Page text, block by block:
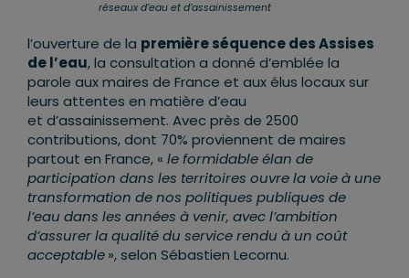
réseaux d’eau et d’assainissement
l’ouverture de la première séquence des Assises
de l’eau, la consultation a donné d’emblée la
parole aux maires de France et aux élus locaux sur
leurs attentes en matière d’eau
et d’assainissement. Avec près de 2500
contributions, dont 70% proviennent de maires
partout en France, « le formidable élan de
participation dans les territoires ouvre la voie à une
transformation de nos politiques publiques de
l’eau dans les années à venir, avec l’ambition
d’assurer la qualité du service rendu à un coût
acceptable», selon Sébastien Lecornu.